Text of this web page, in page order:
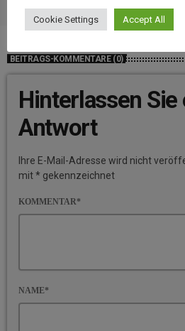
BEITRAGS-KOMMENTARE (0)
Hinterlassen Sie
Antwort
Ihre E-Mail-Adresse wird nicht
mit * gekennzeichnet
KOMMENTAR*
NAME*
Cookie Settings Accept All